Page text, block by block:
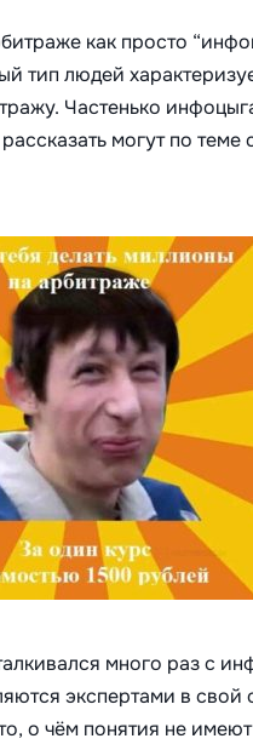
как просто
тип людей
Частенько
могут по теме
много раз с
экспертами в
о чём понятия не